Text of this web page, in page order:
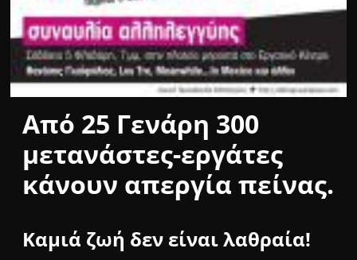
Από 25 Γενάρη 300
μετανάστες-εργάτες
κάνουν απεργία πείνας.
Καμιά ζωή δεν είναι λαθραία!